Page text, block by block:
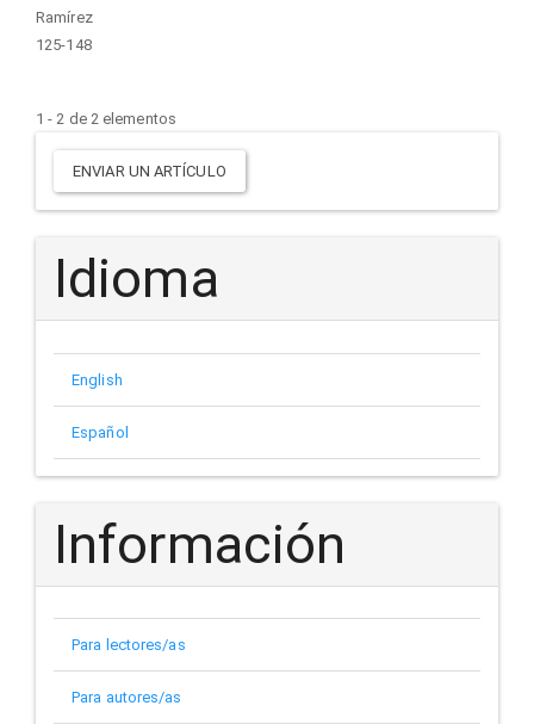
Ramírez
125-148
1 - 2 de 2 elementos
Enviar
un
artículo
ENVIAR UN ARTÍCULO
Idioma
English
Español
Información
Para lectores/as
Para autores/as